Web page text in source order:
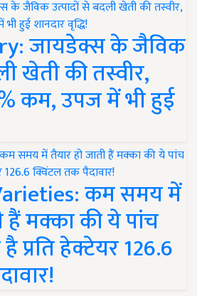
जायडेक्स के जैविक
खेती की तस्वीर,
कम, उपज में भी हुई
कम समय में
हैं मक्का की ये पांच
प्रति हेक्टेयर 126.6